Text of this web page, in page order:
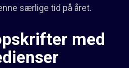
særlige tid på året.
med